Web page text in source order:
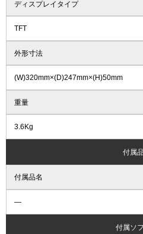
ディスプレイタイプ
TFT
外形寸法
(W)320mm×(D)247mm×(H)50mm
重量
3.6Kg
付属品
付属品名
―
付属ソ